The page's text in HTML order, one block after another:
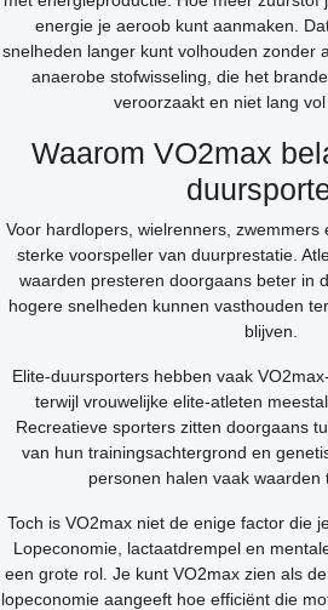
energie je aeroob kunt aanmaken.
snelheden langer kunt volhouden zonder
anaerobe stofwisseling, die het
veroorzaakt en niet lang vol
Waarom VO2max
Voor hardlopers, wielrenners, zwemmers
sterke voorspeller van duurprestatie.
waarden presteren doorgaans beter in
hogere snelheden kunnen vasthouden
blijven.
Elite-duursporters hebben vaak
terwijl vrouwelijke elite-atleten
Recreatieve sporters zitten doorgaans
van hun trainingsachtergrond en
personen halen vaak waarden
Toch is VO2max niet de enige factor die
Lopeconomie, lactaatdrempel en
een grote rol. Je kunt VO2max zien als
lopeconomie aangeeft hoe efficiënt die